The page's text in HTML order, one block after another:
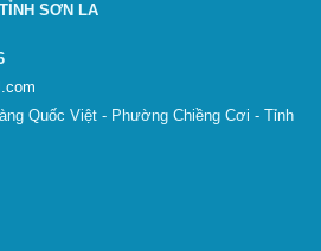
SƠN LA
Quốc Việt - Phường Chiềng Cơi - Tỉnh